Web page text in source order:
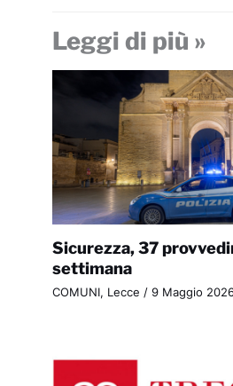
Leggi di più »
Sicurezza, 37
settimana
COMUNI, Lecce / 9 Maggio